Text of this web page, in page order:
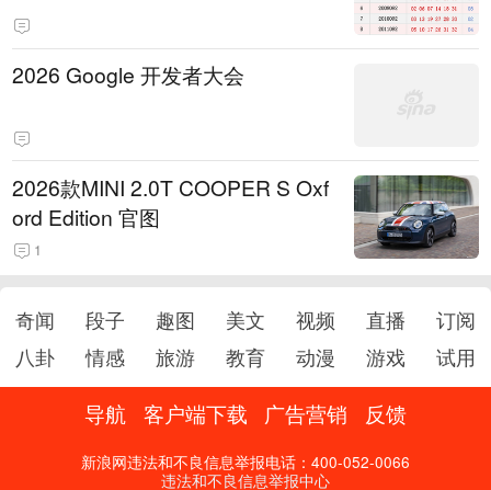
2026 Google 开发者大会
2026款MINI 2.0T COOPER S Oxf
ord Edition 官图
1
奇闻 段子 趣图 美文 视频 直播
订阅
八卦
情感 旅游 教育 动漫 游戏 试用
导航 客户端下载 广告营销 反馈
新浪网违法和不良信息举报电话：400-052-0066
违法和不良信息举报中心